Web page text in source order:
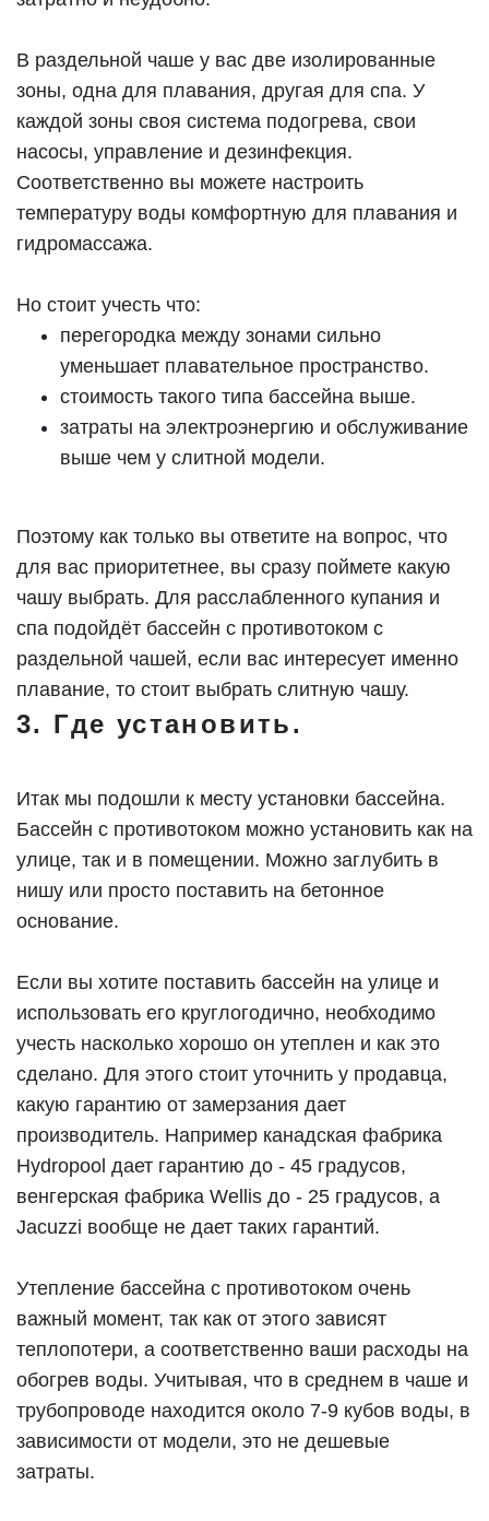
В раздельной чаше у вас две изолированные
зоны, одна для плавания, другая для спа. У
каждой зоны своя система подогрева, свои
насосы, управление и дезинфекция.
Соответственно вы можете настроить
температуру воды комфортную для плавания и
гидромассажа.
Но стоит учесть что:
перегородка между зонами сильно
уменьшает плавательное пространство.
стоимость такого типа бассейна выше.
затраты на электроэнергию и обслуживание
выше чем у слитной модели.
Поэтому как только вы ответите на вопрос, что
для вас приоритетнее, вы сразу поймете какую
чашу выбрать. Для расслабленного купания и
спа подойдёт бассейн с противотоком с
раздельной чашей, если вас интересует именно
плавание, то стоит выбрать слитную чашу.
3. Где установить.
Итак мы подошли к месту установки бассейна.
Бассейн с противотоком можно установить как на
улице, так и в помещении. Можно заглубить в
нишу или просто поставить на бетонное
основание.
Если вы хотите поставить бассейн на улице и
использовать его круглогодично, необходимо
учесть насколько хорошо он утеплен и как это
сделано. Для этого стоит уточнить у продавца,
какую гарантию от замерзания дает
производитель. Например канадская фабрика
Hydropool дает гарантию до - 45 градусов,
венгерская фабрика Wellis до - 25 градусов, а
Jacuzzi вообще не дает таких гарантий.
Утепление бассейна с противотоком очень
важный момент, так как от этого зависят
теплопотери, а соответственно ваши расходы на
обогрев воды. Учитывая, что в среднем в чаше и
трубопроводе находится около 7-9 кубов воды, в
зависимости от модели, это не дешевые
затраты.